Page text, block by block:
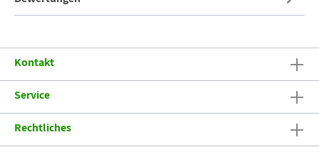
Kontakt
Service
Rechtliches